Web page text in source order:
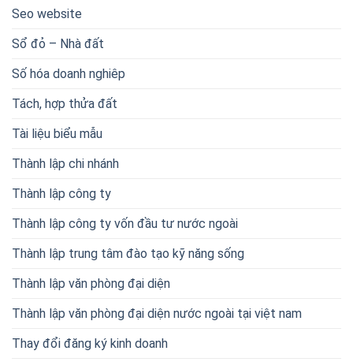
Seo website
Sổ đỏ – Nhà đất
Số hóa doanh nghiêp
Tách, hợp thửa đất
Tài liệu biểu mẫu
Thành lập chi nhánh
Thành lập công ty
Thành lập công ty vốn đầu tư nước ngoài
Thành lập trung tâm đào tạo kỹ năng sống
Thành lập văn phòng đại diện
Thành lập văn phòng đại diện nước ngoài tại việt nam
Thay đổi đăng ký kinh doanh